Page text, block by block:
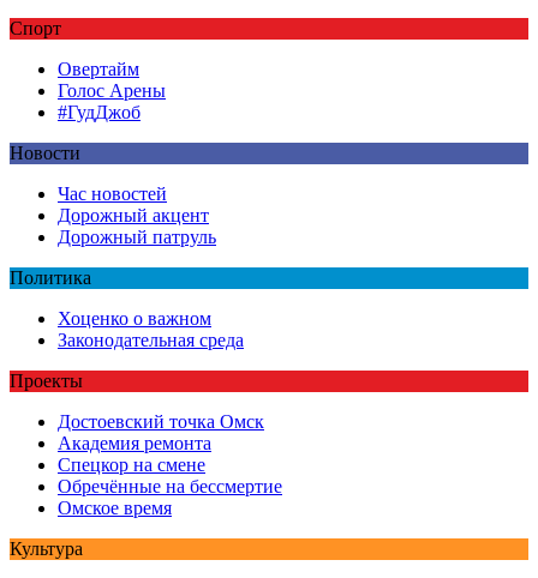
Спорт
Овертайм
Голос Арены
#ГудДжоб
Новости
Час новостей
Дорожный акцент
Дорожный патруль
Политика
Хоценко о важном
Законодательная среда
Проекты
Достоевский точка Омск
Академия ремонта
Спецкор на смене
Обречённые на бессмертие
Омское время
Культура